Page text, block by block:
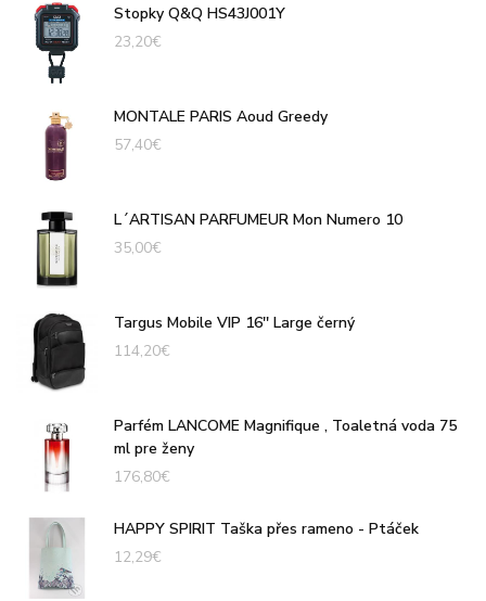
Stopky Q&Q HS43J001Y
23,20€
MONTALE PARIS Aoud Greedy
57,40€
L´ARTISAN PARFUMEUR Mon Numero 10
35,00€
Targus Mobile VIP 16'' Large černý
114,20€
Parfém LANCOME Magnifique , Toaletná voda 75
ml pre ženy
176,80€
HAPPY SPIRIT Taška přes rameno - Ptáček
12,29€